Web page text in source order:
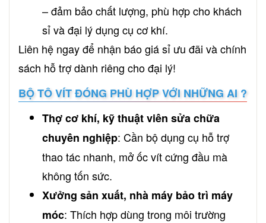
– đảm bảo chất lượng, phù hợp cho khách
sỉ và đại lý dụng cụ cơ khí.
Liên hệ ngay để nhận báo giá sỉ ưu đãi và chính
sách hỗ trợ dành riêng cho đại lý!
BỘ TÔ VÍT ĐÓNG PHÙ HỢP VỚI NHỮNG AI ?
Thợ cơ khí, kỹ thuật viên sửa chữa
chuyên nghiệp: Cần bộ dụng cụ hỗ trợ
thao tác nhanh, mở ốc vít cứng đầu mà
không tốn sức.
Xưởng sản xuất, nhà máy bảo trì máy
móc: Thích hợp dùng trong môi trường